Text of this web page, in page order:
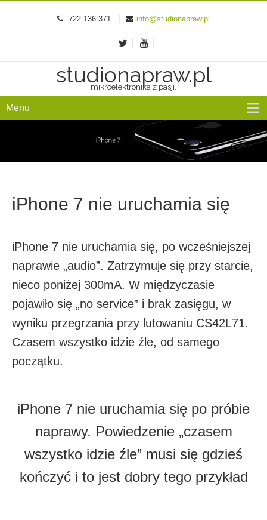
722 136 371 info@studionapraw.pl
studionapraw.pl
mikroelektronika z pasji.
Menu
iPhone 7 nie uruchamia się
iPhone 7 nie uruchamia się, po wcześniejszej
naprawie „audio”. Zatrzymuje się przy starcie,
nieco poniżej 300mA. W międzyczasie
pojawiło się „no service” i brak zasięgu, w
wyniku przegrzania przy lutowaniu CS42L71.
Czasem wszystko idzie źle, od samego
początku.
iPhone 7 nie uruchamia się po próbie
naprawy. Powiedzenie „czasem
wszystko idzie źle” musi się gdzieś
kończyć i to jest dobry tego przykład